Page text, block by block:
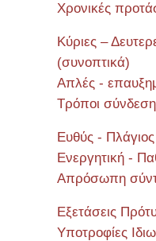
Χρονικές
Κύριες –
(συνοπτικά)
Απλές -
Τρόποι
Ευθύς -
Ενεργητική -
Απρόσωπη
Εξετάσεις
Υποτροφίες